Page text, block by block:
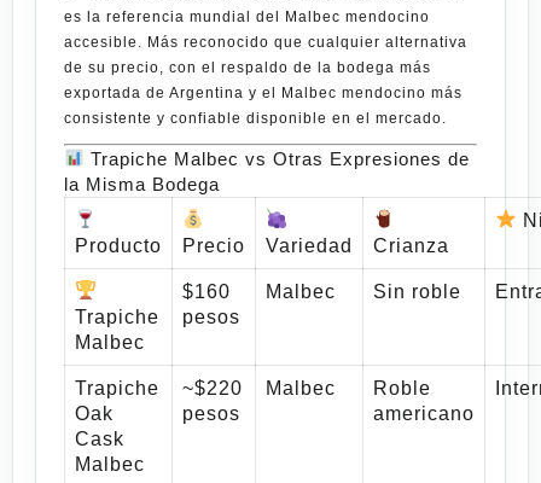
es la referencia mundial del Malbec mendocino
accesible. Más reconocido que cualquier alternativa
de su precio, con el respaldo de la bodega más
exportada de Argentina y el Malbec mendocino más
consistente y confiable disponible en el mercado.
Trapiche Malbec vs Otras Expresiones de
la Misma Bodega
Producto Precio Variedad Crianza
Trapiche
Malbec
$160
pesos
Malbec Sin roble
Trapiche
Oak
Cask
Malbec
~$220
pesos
Malbec
Roble
americano